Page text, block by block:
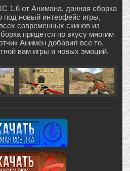
1.6 от Анимана, данная сборка
под новый интерфейс игры,
современных скинов из
придется по вкусу многим
Анимен добавил все то,
вам игры и новых эмоций.